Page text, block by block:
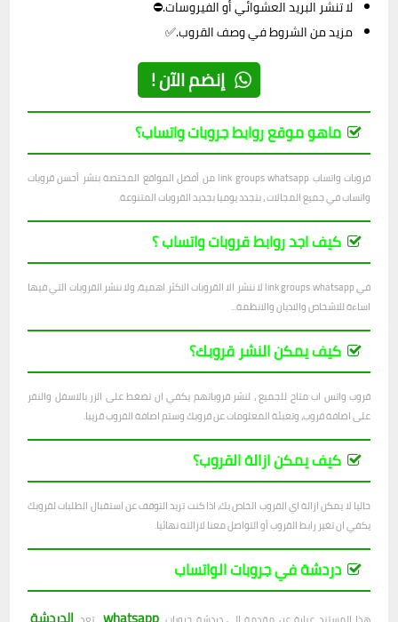
لا تنشر البريد العشوائي أو الفيروسات.⛔
مزيد من الشروط في وصف القروب.✅
إنضم الآن !
ماهو موقع روابط جروبات واتساب؟
قروبات واتساب link groups whatsapp من أفضل المواقع المختصة بنشر أحسن قروبات
واتساب في جميع المجالات ، بتجدد يوميا بجديد القروبات المتنوعة.
كيف اجد روابط قروبات واتساب ؟
في link groups whatsapp لا ننشر الا القروبات الاكثر اهمية، ولا ننشر القروبات التي فيها
اساءة للاشخاص والاديان والانظمة...
كيف يمكن النشر قروبك؟
قروب واتس اب متاح للجميع ، لنشر قروباتهم يكفي ان تضغط على الزر بالاسفل والنقر
على اضافة قروب، وتعبئة المعلومات عن قروبك وستم اصافة القروب قريبا.
كيف يمكن ازالة القروب؟
حاليا لا يمكن ازالة اي القروب الخاص بك، اذا كنت تريد التوقف عن استقبال الطلبات لقروبك
يكفي ان تغير رابط القروب أو التواصل معنا لازالته نهائيا.
دردشة في جروبات الواتساب